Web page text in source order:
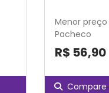
Menor
Pacheco
R$ 56,90
Compare